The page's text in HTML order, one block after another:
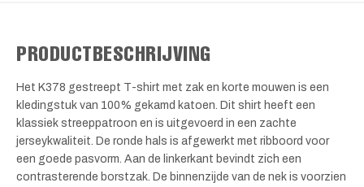
PRODUCTBESCHRIJVING
Het K378 gestreept T-shirt met zak en korte mouwen is een
kledingstuk van 100% gekamd katoen. Dit shirt heeft een
klassiek streeppatroon en is uitgevoerd in een zachte
jerseykwaliteit. De ronde hals is afgewerkt met ribboord voor
een goede pasvorm. Aan de linkerkant bevindt zich een
contrasterende borstzak. De binnenzijde van de nek is voorzien